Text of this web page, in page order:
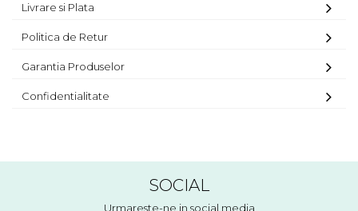
Livrare si Plata
Politica de Retur
Garantia Produselor
Confidentialitate
SOCIAL
Urmareste-ne in social media